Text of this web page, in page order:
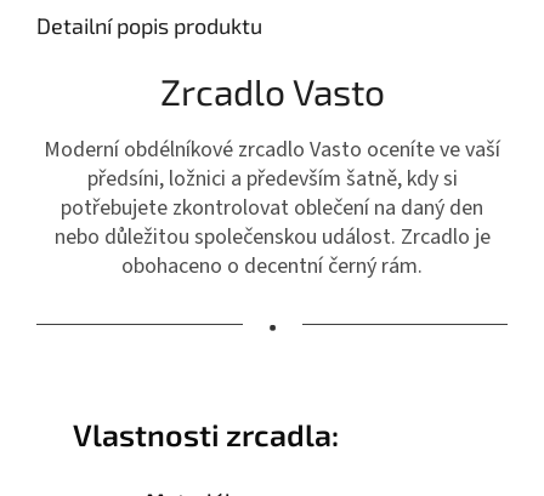
Detailní popis produktu
Zrcadlo Vasto
Moderní obdélníkové zrcadlo Vasto oceníte ve vaší
předsíni, ložnici a především šatně, kdy si
potřebujete zkontrolovat oblečení na daný den
nebo důležitou společenskou událost. Zrcadlo je
obohaceno o decentní černý rám.
•
Vlastnosti zrcadla: